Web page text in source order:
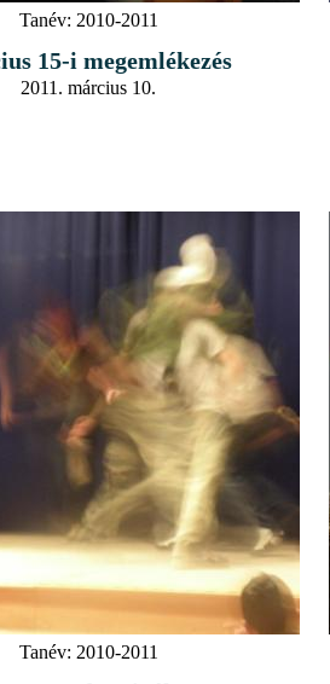
Tanév: 2010-2011
15-i megemlékezés
2011. március 10.
Tanév: 2010-2011